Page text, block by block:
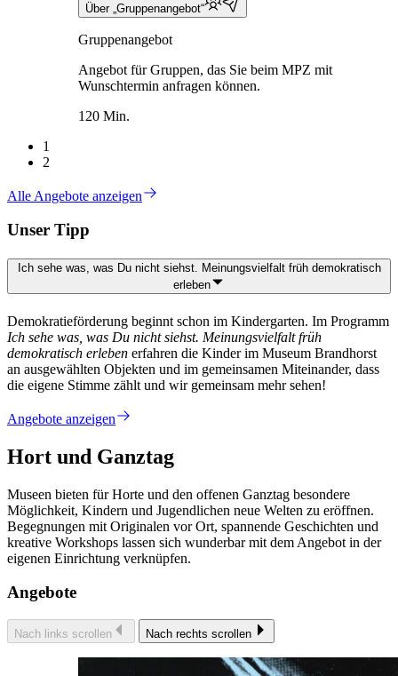
Über „Gruppenangebot“
Gruppenangebot
Angebot für Gruppen, das Sie beim MPZ mit
Wunschtermin anfragen können.
120 Min.
1
2
Alle Angebote anzeigen
Unser Tipp
Ich sehe was, was Du nicht siehst. Meinungsvielfalt früh demokratisch
erleben
Demokratieförderung beginnt schon im Kindergarten. Im Programm
Ich sehe was, was Du nicht siehst. Meinungsvielfalt früh
demokratisch erleben erfahren die Kinder im Museum Brandhorst
an ausgewählten Objekten und im gemeinsamen Miteinander, dass
die eigene Stimme zählt und wir gemeinsam mehr sehen!
Angebote anzeigen
Hort und Ganztag
Museen bieten für Horte und den offenen Ganztag besondere
Möglichkeit, Kindern und Jugendlichen neue Welten zu eröffnen.
Begegnungen mit Originalen vor Ort, spannende Geschichten und
kreative Workshops lassen sich wunderbar mit dem Angebot in der
eigenen Einrichtung verknüpfen.
Angebote
Nach links scrollen Nach rechts scrollen